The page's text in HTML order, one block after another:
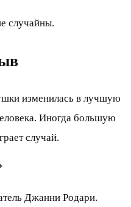
случайны.
изменилась в лучшую
Иногда большую
случай.
Джанни Родари.